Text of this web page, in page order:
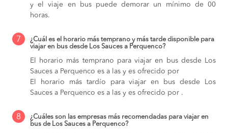
y el viaje en bus puede demorar un mínimo de 00
horas.
7
¿Cuál es el horario más temprano y más tarde disponible para
viajar en bus desde Los Sauces a Perquenco?
El horario más temprano para viajar en bus desde Los
Sauces a Perquenco es a las y es ofrecido por
El horario más tardío para viajar en bus desde Los
Sauces a Perquenco es a las y es ofrecido por .
8
¿Cuáles son las empresas más recomendadas para viajar en
bus de Los Sauces a Perquenco?